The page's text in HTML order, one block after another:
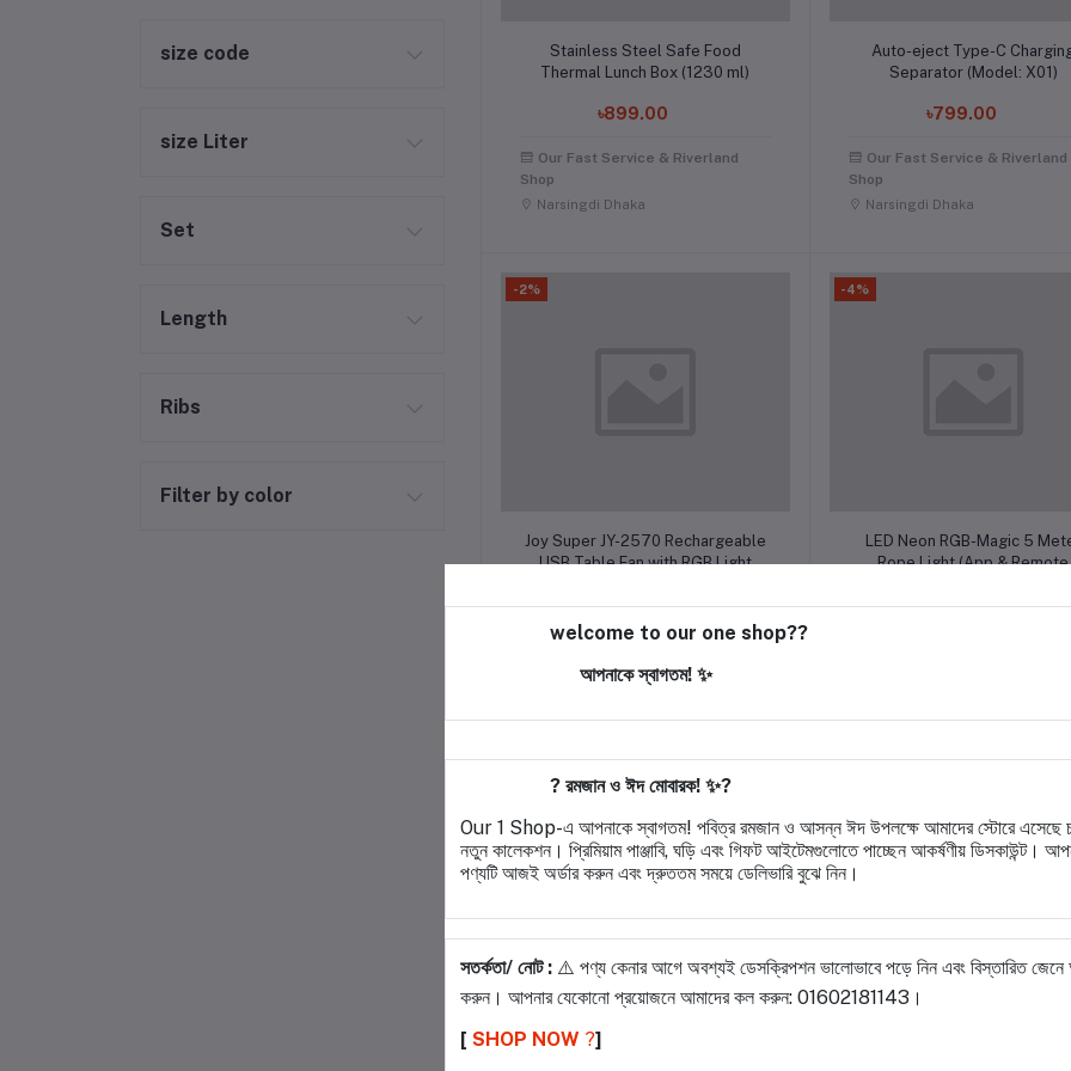
size code
size Liter
Set
Length
Ribs
Filter by color
Add to cart
Stainless Steel Safe Food
Thermal Lunch Box (1230 ml)
৳899.00
Our Fast Service & Riverland
Shop
Narsingdi Dhaka
Add to cart
Auto-eject Type-C
Separator (Model: X01)
৳799.00
Our Fast Service & Riverland
Shop
Narsingdi Dhaka
-2%
Add to cart
Joy Super JY-2570 Rechargeable
USB Table Fan with RGB Light
৳2,199.00
-4%
Add to cart
​LED Neon RGB-Magic 5
Rope Light (App & Remote
৳1,349.00
​Product Overview: Jamuna Gas
Stove JGS-NB01G Dreamy (Brass
welcome to our one shop??
আপনাকে স্বাগতম! ✨
? রমজান ও ঈদ মোবারক! ✨?
Our 1 Shop-এ আপনাকে স্বাগতম! পবিত্র রমজান ও আসন্ন ঈদ উপলক্ষে আমাদের স্টোরে এসেছে
নতুন কালেকশন। প্রিমিয়াম পাঞ্জাবি, ঘড়ি এবং গিফট আইটেমগুলোতে পাচ্ছেন আকর্ষণীয় ডিসকাউন্ট।
পণ্যটি আজই অর্ডার করুন এবং দ্রুততম সময়ে ডেলিভারি বুঝে নিন।
সতর্কতা/ নোট : ⚠️ পণ্য কেনার আগে অবশ্যই ডেসক্রিপশন ভালোভাবে পড়ে নিন এবং বিস্তারিত জেনে
করুন। আপনার যেকোনো প্রয়োজনে আমাদের কল করুন: 01602181143।
[ SHOP NOW ?️]